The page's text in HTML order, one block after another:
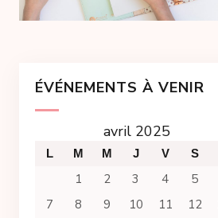
ÉVÉNEMENTS À VENIR
avril 2025
L M M J V S
1 2 3 4 5
7
8 9 10 11 12